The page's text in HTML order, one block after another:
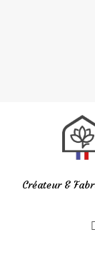
Créateur &